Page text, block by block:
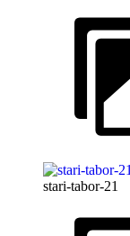
stari-tabor-21